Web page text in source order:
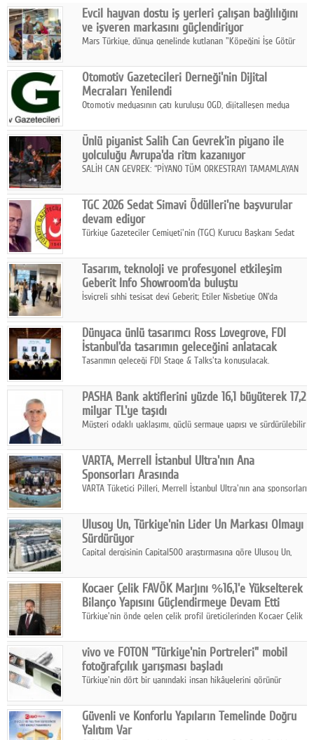
Facebook
Diziler
Karikatür
Youtube
Polemik
Reklam
Yazarlar
Künye
SOSYAL MEDYA
Facebook
Twitter
Google Plus
© 2026 TÜM HAKLARI SAKLIDIR
Evcil hayvan dostu iş yerleri çalışan bağlılığını
ve işveren markasını güçlendiriyor
Mars Türkiye, dünya genelinde kutlanan "Köpeğini İşe Götür
çalışan bağlılığı, iyi olma hali ve işveren markası üzerindeki
etkisine dikkat çekti.
Otomotiv Gazetecileri Derneği'nin Dijital
Mecraları Yenilendi
Otomotiv medyasının çatı kuruluşu OGD, dijitalleşen medya
hedefiyle internet sitesini ve sosyal medya kanallarını yeniledi.
Ünlü piyanist Salih Can Gevrek'in piyano ile
yolculuğu Avrupa'da ritm kazanıyor
SALİH CAN GEVREK: “PİYANO TÜM ORKESTRAYI TAMAMLAYAN
ETKİ YARATIYOR"
TGC 2026 Sedat Simavi Ödülleri'ne başvurular
devam ediyor
Türkiye Gazeteciler Cemiyeti'nin (TGC) Kurucu Başkanı Sedat
Tasarım, teknoloji ve profesyonel etkileşim
Geberit Info Showroom'da buluştu
İsviçreli sıhhi tesisat devi Geberit; Etiler Nisbetiye ON'da
ortaklığıyla özel bir davete ev sahipliği yaptı.
Dünyaca ünlü tasarımcı Ross Lovegrove, FDI
İstanbul'da tasarımın geleceğini anlatacak
Tasarımın geleceği FDI Stage & Talks'ta konuşulacak.
PASHA Bank aktiflerini yüzde 16,1 büyüterek 17,2
milyar TL'ye taşıdı
Müşteri odaklı yaklaşımı, güçlü sermaye yapısı ve sürdürülebilir
yılının ilk yarısında güçlü finansal performansını korudu.
VARTA, Merrell İstanbul Ultra'nın Ana
Sponsorları Arasında
VARTA Tüketici Pilleri, Merrell İstanbul Ultra'nın ana sponsorları
enerjisine güç katıyor.
Ulusoy Un, Türkiye'nin Lider Un Markası Olmayı
Sürdürüyor
Capital dergisinin Capital500 araştırmasına göre Ulusoy Un,
hasılatıyla Türkiye'nin en büyük 83. firması oldu.
Kocaer Çelik FAVÖK Marjını %16,1'e Yükselterek
Bilanço Yapısını Güçlendirmeye Devam Etti
Türkiye'nin önde gelen çelik profil üreticilerinden Kocaer Çelik
Çelik FAVÖK Marjını %16,1'e yükseltti.
vivo ve FOTON "Türkiye'nin Portreleri" mobil
fotoğrafçılık yarışması başladı
Türkiye'nin dört bir yanındaki insan hikâyelerini görünür
insanını, kültürünü ve yaşamını portre fotoğraflarıyla
anlatmaya davet ediyor.
Güvenli ve Konforlu Yapıların Temelinde Doğru
Yalıtım Var